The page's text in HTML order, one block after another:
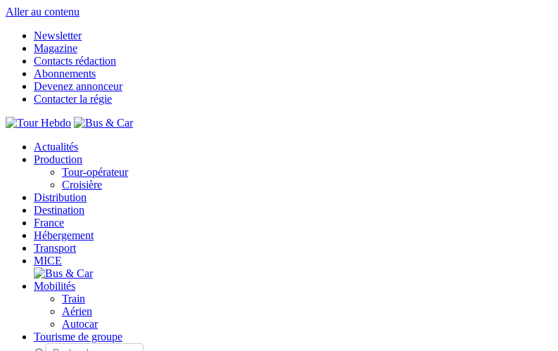
Aller au contenu
Newsletter
Magazine
Contacts rédaction
Abonnements
Devenez annonceur
Contacter la régie
Actualités
Production
Tour-opérateur
Croisière
Distribution
Destination
France
Hébergement
Transport
MICE
Mobilités
Train
Aérien
Autocar
Tourisme de groupe